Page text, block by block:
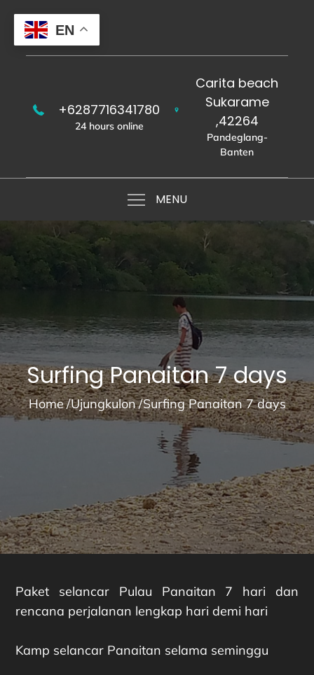
content
+6287716341780
24 hours online
Carita beach
Sukarame
,42264
Pandeglang-
Banten
MENU
Surfing Panaitan 7 days
Home Ujungkulon Surfing Panaitan 7 days
Paket selancar Pulau Panaitan 7 hari dan
rencana perjalanan lengkap hari demi hari
Kamp selancar Panaitan selama seminggu
EN